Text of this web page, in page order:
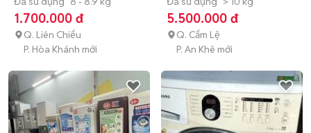
1.700.000 đ
Q. Liên Chiểu
P. Hòa Khánh mới
5.500.000 đ
Q. Cẩm Lệ
P. An Khê mới